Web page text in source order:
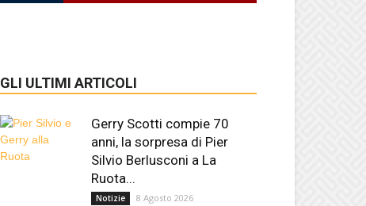
GLI ULTIMI ARTICOLI
Gerry Scotti compie 70
anni, la sorpresa di Pier
Silvio Berlusconi a La
Ruota...
Notizie 8 Agosto 2026